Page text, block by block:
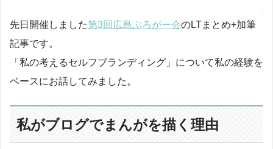
先日開催しました第3回広島ぶろがー会のLTまとめ+加筆
記事です。
「私の考えるセルフブランディング」について私の経験を
ベースにお話してみました。
私がブログでまんがを描く理由